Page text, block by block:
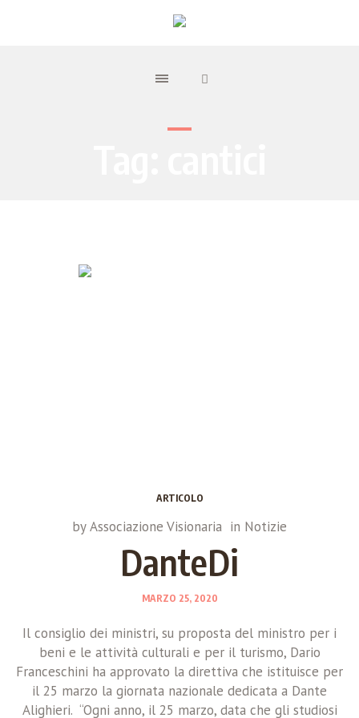
ARTICOLO
byAssociazione Visionaria in Notizie
DanteDi
MARZO 25, 2020
Il consiglio dei ministri, su proposta del ministro per i
beni e le attività culturali e per il turismo, Dario
Franceschini ha approvato la direttiva che istituisce per
il 25 marzo la giornata nazionale dedicata a Dante
Alighieri. “Ogni anno, il 25 marzo, data che gli studiosi